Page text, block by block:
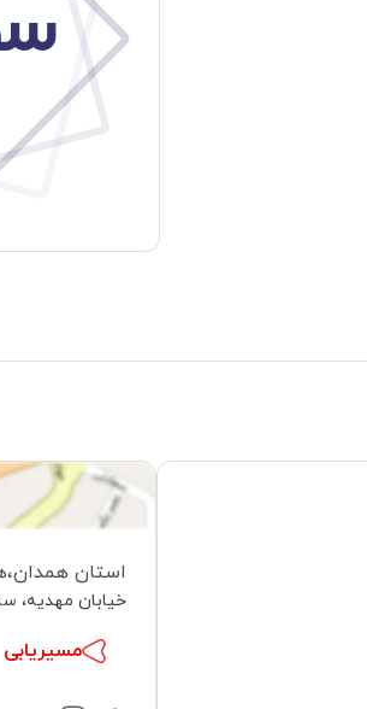
استان همدان،
خیابان مهدیه،
مسیریابی